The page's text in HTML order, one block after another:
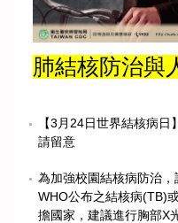
肺結核防治與
【3月24日世界結核病
請留意
為加強校園結核病防治
WHO公布之結核病(TB)
擔國家，建議進行胸部X